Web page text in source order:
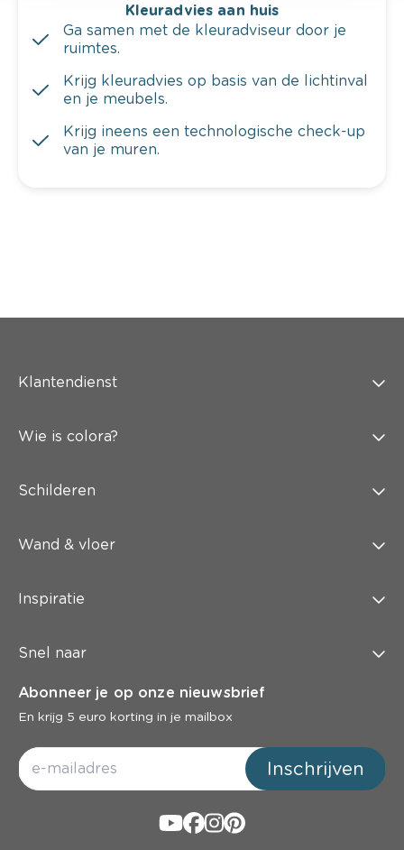
Kleuradvies aan huis
Ga samen met de kleuradviseur door je
ruimtes.
Krijg kleuradvies op basis van de lichtinval
en je meubels.
Krijg ineens een technologische check-up
van je muren.
Klantendienst
Wie is colora?
Schilderen
Wand & vloer
Inspiratie
Snel naar
Abonneer je op onze nieuwsbrief
En krijg 5 euro korting in je mailbox
Inschrijven